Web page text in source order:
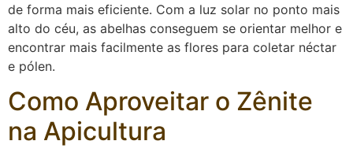
de forma mais eficiente. Com a luz solar no ponto mais
alto do céu, as abelhas conseguem se orientar melhor e
encontrar mais facilmente as flores para coletar néctar
e pólen.
Como Aproveitar o Zênite
na Apicultura